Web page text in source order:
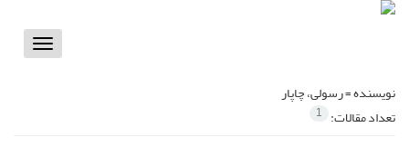
Toggle
نویسنده =رسولی، چاپار
تعداد مقالات: 1